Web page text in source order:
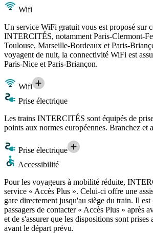
Wifi
Un service WiFi gratuit vous est proposé sur
INTERCITÉS, notamment Paris-Clermont-
Toulouse, Marseille-Bordeaux et Paris-
voyagent de nuit, la connectivité WiFi est
Paris-Nice et Paris-Briançon.
Wifi
Prise électrique
Les trains INTERCITÉS sont équipés de
points aux normes européennes. Branchez et
Prise électrique
Accessibilité
Pour les voyageurs à mobilité réduite,
service « Accès Plus ». Celui-ci offre une
gare directement jusqu'au siège du train. Il
passagers de contacter « Accès Plus » après
et de s'assurer que les dispositions sont prises
avant le départ prévu.